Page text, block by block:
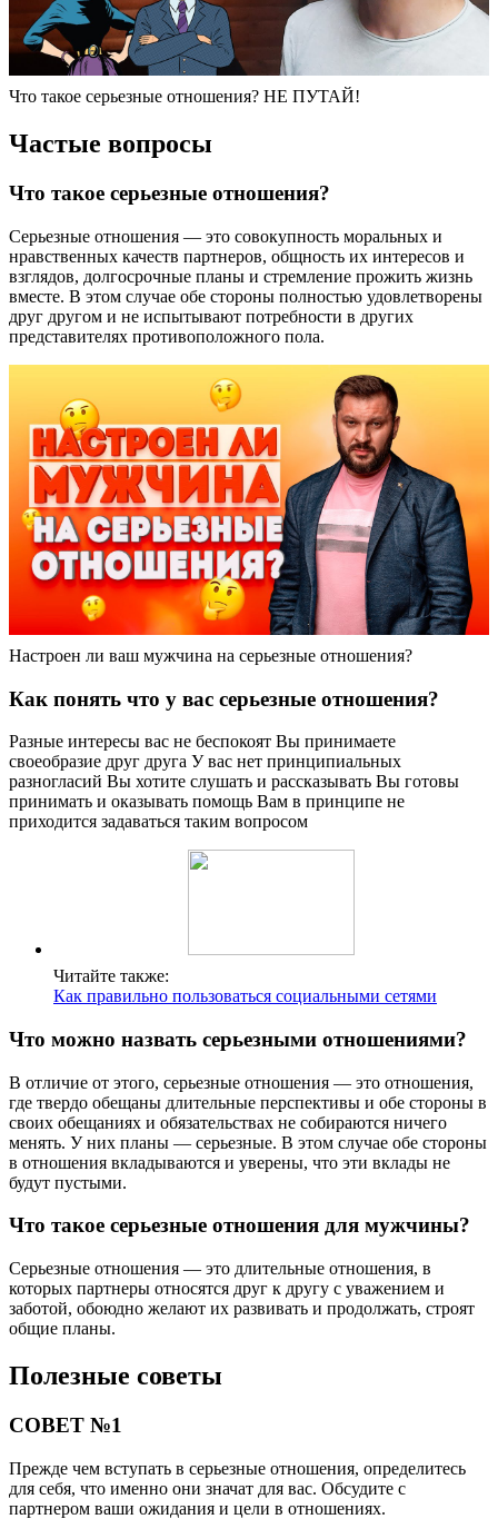
Что такое серьезные отношения? НЕ ПУТАЙ!
Частые вопросы
Что такое серьезные отношения?
Серьезные отношения — это совокупность моральных и
нравственных качеств партнеров, общность их интересов и
взглядов, долгосрочные планы и стремление прожить жизнь
вместе. В этом случае обе стороны полностью удовлетворены
друг другом и не испытывают потребности в других
представителях противоположного пола.
Настроен ли ваш мужчина на серьезные отношения?
Как понять что у вас серьезные отношения?
Разные интересы вас не беспокоят Вы принимаете
своеобразие друг друга У вас нет принципиальных
разногласий Вы хотите слушать и рассказывать Вы готовы
принимать и оказывать помощь Вам в принципе не
приходится задаваться таким вопросом
Читайте также:
Как правильно пользоваться социальными сетями
Что можно назвать серьезными отношениями?
В отличие от этого, серьезные отношения — это отношения,
где твердо обещаны длительные перспективы и обе стороны в
своих обещаниях и обязательствах не собираются ничего
менять. У них планы — серьезные. В этом случае обе стороны
в отношения вкладываются и уверены, что эти вклады не
будут пустыми.
Что такое серьезные отношения для мужчины?
Серьезные отношения — это длительные отношения, в
которых партнеры относятся друг к другу с уважением и
заботой, обоюдно желают их развивать и продолжать, строят
общие планы.
Полезные советы
СОВЕТ №1
Прежде чем вступать в серьезные отношения, определитесь
для себя, что именно они значат для вас. Обсудите с
партнером ваши ожидания и цели в отношениях.